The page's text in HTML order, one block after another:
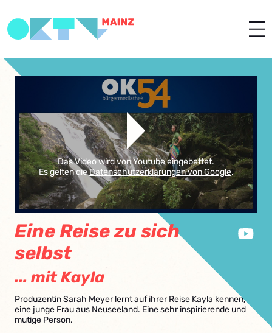
Das Video wird von Youtube eingebettet.
Es gelten dieDatenschutzerklärungen von Google.
Eine Reise zu sich
selbst
... mit Kayla
Produzentin Sarah Meyer lernt auf ihrer Reise Kayla kennen,
eine junge Frau aus Neuseeland. Eine sehr inspirierende und
mutige Person.